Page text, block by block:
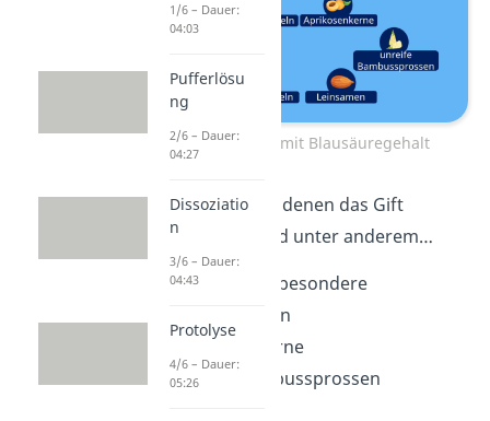
Lebensmittel mit Blausäuregehalt
Lebensmittel
, in denen das Gift
enthalten ist, sind unter anderem…
Mandeln, insbesondere
Bittermandeln
Aprikosenkerne
unreife Bambussprossen
1/6 – Dauer:
04:03
Pufferlösu
ng
2/6 – Dauer:
04:27
Dissoziatio
n
3/6 – Dauer:
04:43
Protolyse
4/6 – Dauer:
05:26